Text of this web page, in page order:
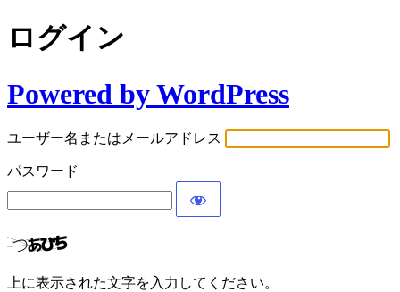
ログイン
Powered by WordPress
ユーザー名またはメールアドレス
パスワード
上に表示された文字を入力してください。